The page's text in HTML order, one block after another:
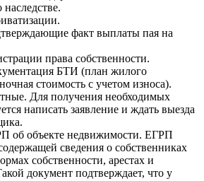
факт выплаты пая на
права собственности.
БТИ (план жилого
стоимость с учетом износа).
Для получения необходимых
написать заявление и ждать выезда
об объекте недвижимости. ЕГРП
сведения о собственниках
собственности, арестах и
документ подтверждает, что у